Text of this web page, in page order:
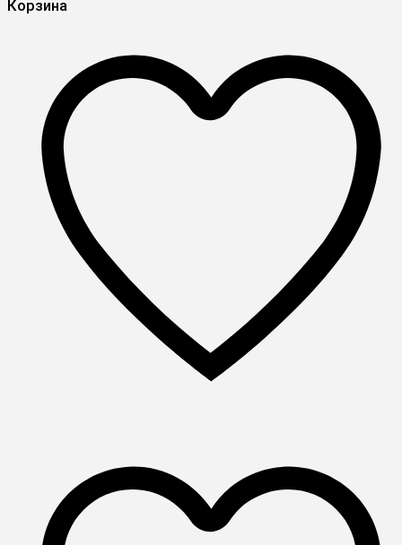
Корзина